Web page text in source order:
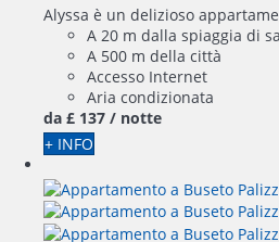
Alyssa è un delizioso
A 20 m dalla spiaggia di
A 500 m della città
Accesso Internet
Aria condizionata
da £ 137 / notte
+ INFO